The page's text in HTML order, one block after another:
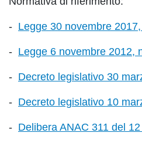
- Legge 30 novembre
- Legge 6 novembre 2012,
- Decreto legislativo 30
- Decreto legislativo 10
- Delibera ANAC 311 del